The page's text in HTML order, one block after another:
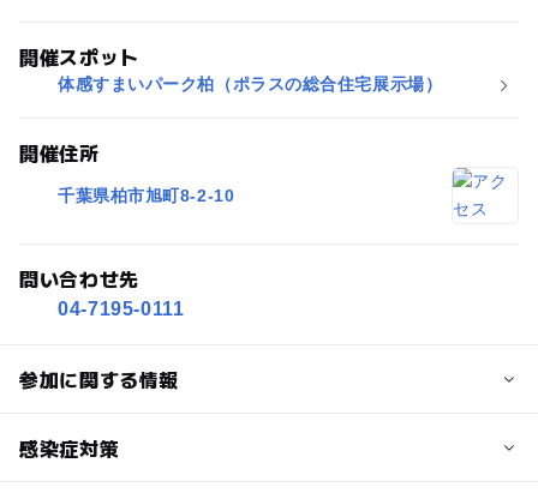
開催スポット
体感すまいパーク柏（ポラスの総合住宅展示場）
開催住所
千葉県柏市旭町8-2-10
問い合わせ先
04-7195-0111
参加に関する情報
対象年齢
感染症対策